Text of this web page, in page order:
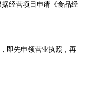
经营项目申请《食品经
即先申领营业执照，再